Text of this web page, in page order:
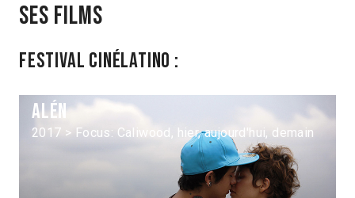
Ses films
Festival Cinélatino :
Alén
2017 > Focus: Caliwood, hier, aujourd'hui, demain